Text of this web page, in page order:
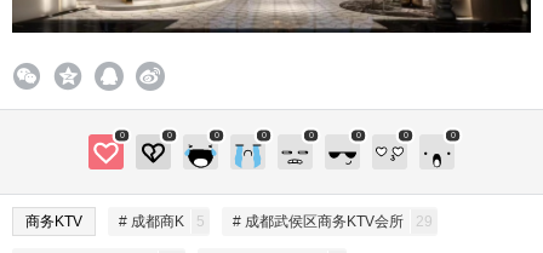
0 0 0 0 0 0 0 0
商务KTV # 成都商K 5 # 成都武侯区商务KTV会所 29